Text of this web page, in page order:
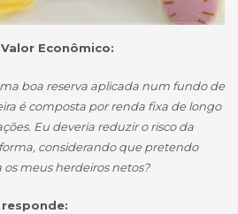
Econômico:
boa reserva aplicada num fundo de
é composta por renda fixa de longo
Eu deveria reduzir o risco da
considerando que pretendo
os meus herdeiros netos?
responde: